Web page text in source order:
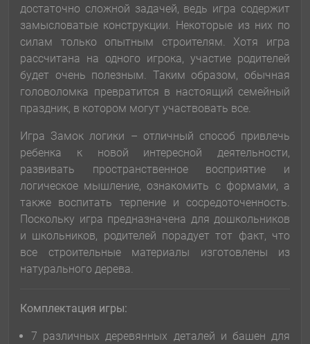
достаточно сложной задачей, ведь игра содержит
замысловатые конструкции. Некоторые из них по
силам только опытным строителям. Хотя игра
рассчитана на одного игрока, участие родителей
будет очень полезным. Таким образом, обычная
головоломка превратится в настоящий семейный
праздник, в котором могут участвовать все.
Игра Замок логики – отличный способ привлечь
ребенка к новой интересной деятельности,
развивать пространственное восприятие и
логическое мышление, ознакомить с формами, а
также воспитать терпение и сосредоточенность.
Поскольку игра предназначена для дошкольников
и школьников, родителей порадует тот факт, что
все строительные материалы изготовлены из
натурального дерева.
Комплектация игры:
7 различных деревянных деталей и башен для